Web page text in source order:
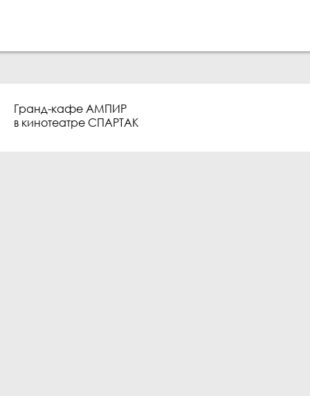
Гранд-кафе АМПИР
в кинотеатре СПАРТАК